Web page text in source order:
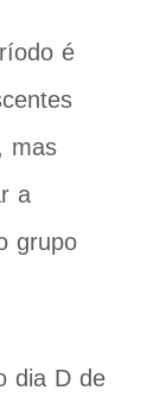
é
mas
a
grupo
dia D de